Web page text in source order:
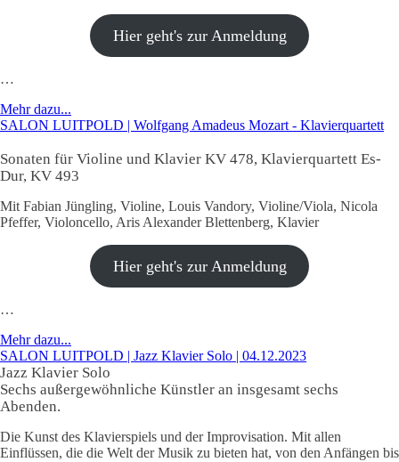
Hier geht's zur Anmeldung
…
Mehr dazu...
SALON LUITPOLD | Wolfgang Amadeus Mozart - Klavierquartett
Sonaten für Violine und Klavier KV 478, Klavierquartett Es-
Dur, KV 493
Mit Fabian Jüngling, Violine, Louis Vandory, Violine/Viola, Nicola
Pfeffer, Violoncello, Aris Alexander Blettenberg, Klavier
Hier geht's zur Anmeldung
…
Mehr dazu...
SALON LUITPOLD | Jazz Klavier Solo | 04.12.2023
Jazz Klavier Solo
Sechs außergewöhnliche Künstler an insgesamt sechs
Abenden.
Die Kunst des Klavierspiels und der Improvisation. Mit allen
Einflüssen, die die Welt der Musik zu bieten hat, von den Anfängen bis